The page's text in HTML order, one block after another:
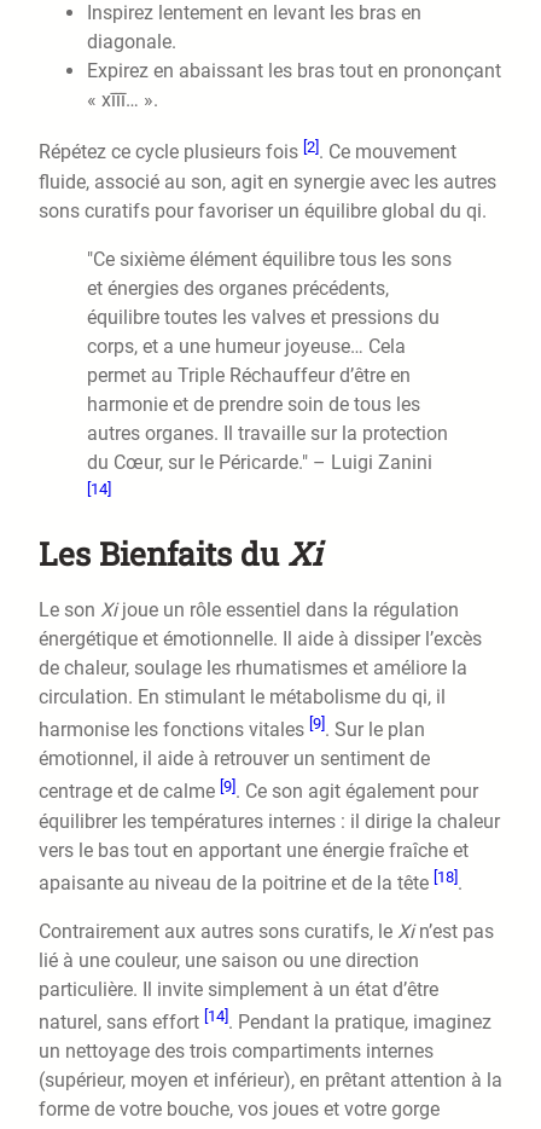
Inspirez lentement en levant les bras en
diagonale.
Expirez en abaissant les bras tout en prononçant
« xīīī… ».
Répétez ce cycle plusieurs fois [2]. Ce mouvement
fluide, associé au son, agit en synergie avec les autres
sons curatifs pour favoriser un équilibre global du qi.
"Ce sixième élément équilibre tous les sons
et énergies des organes précédents,
équilibre toutes les valves et pressions du
corps, et a une humeur joyeuse… Cela
permet au Triple Réchauffeur d’être en
harmonie et de prendre soin de tous les
autres organes. Il travaille sur la protection
du Cœur, sur le Péricarde." – Luigi Zanini
[14]
Les Bienfaits du Xi
Le son Xijoue un rôle essentiel dans la régulation
énergétique et émotionnelle. Il aide à dissiper l’excès
de chaleur, soulage les rhumatismes et améliore la
circulation. En stimulant le métabolisme du qi, il
harmonise les fonctions vitales [9] . Sur le plan
émotionnel, il aide à retrouver un sentiment de
centrage et de calme [9]. Ce son agit également pour
équilibrer les températures internes : il dirige la chaleur
vers le bas tout en apportant une énergie fraîche et
apaisante au niveau de la poitrine et de la tête [18].
Contrairement aux autres sons curatifs, le Xin’est pas
lié à une couleur, une saison ou une direction
particulière. Il invite simplement à un état d’être
naturel, sans effort [14] . Pendant la pratique, imaginez
un nettoyage des trois compartiments internes
(supérieur, moyen et inférieur), en prêtant attention à la
forme de votre bouche, vos joues et votre gorge